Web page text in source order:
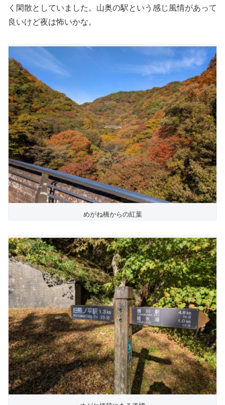
く閑散としていました。山奥の駅という感じ風情があって
良いけど夜は怖いかな。
めがね橋からの紅葉